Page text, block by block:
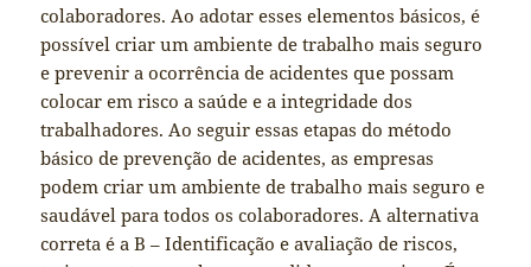
colaboradores. Ao adotar esses elementos básicos, é
possível criar um ambiente de trabalho mais seguro
e prevenir a ocorrência de acidentes que possam
colocar em risco a saúde e a integridade dos
trabalhadores. Ao seguir essas etapas do método
básico de prevenção de acidentes, as empresas
podem criar um ambiente de trabalho mais seguro e
saudável para todos os colaboradores. A alternativa
correta é a B – Identificação e avaliação de riscos,